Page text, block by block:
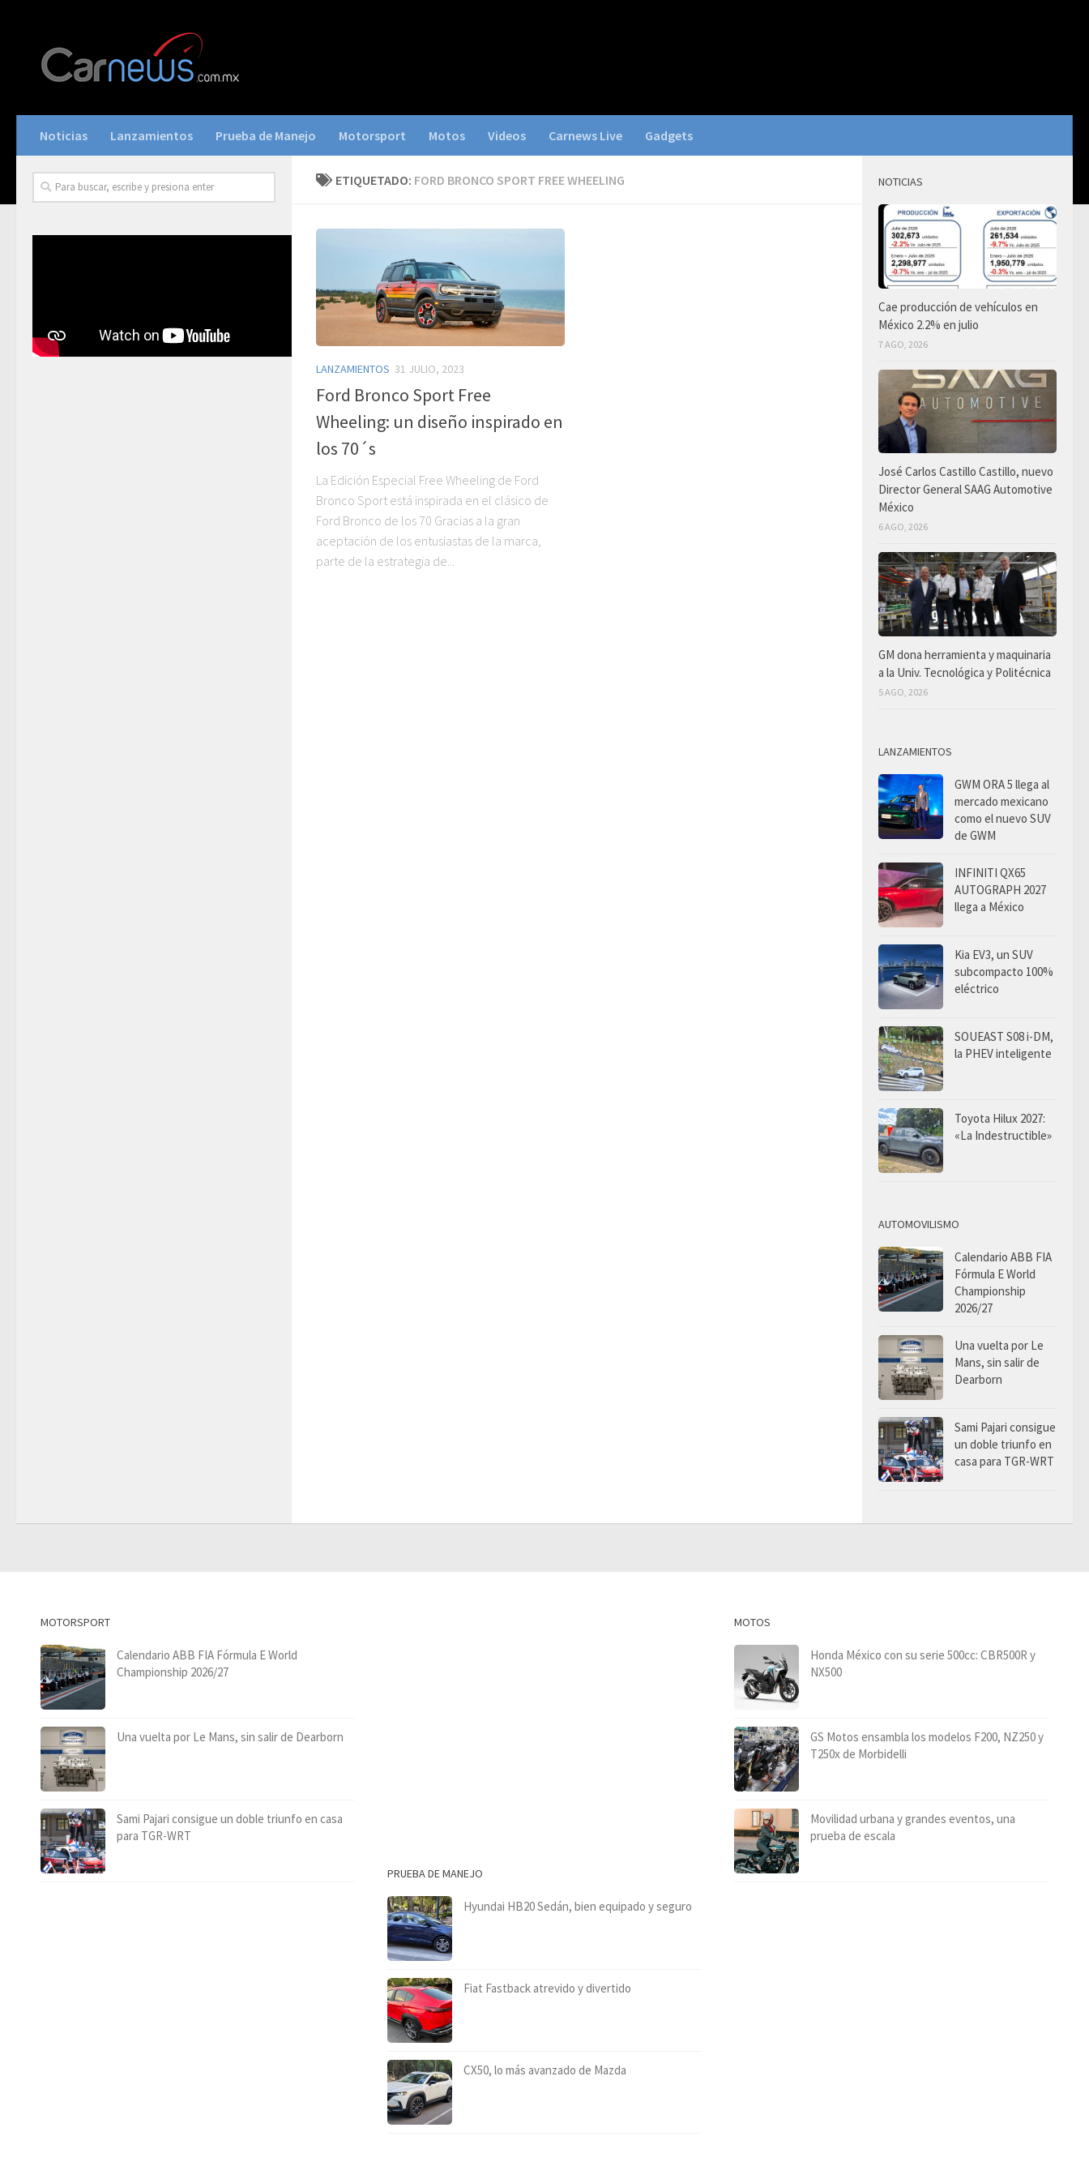
Noticias Lanzamientos Prueba de Manejo Motorsport Motos Videos Carnews Live Gadgets
ETIQUETADO: FORD BRONCO SPORT FREE WHEELING
LANZAMIENTOS 31 JULIO, 2023
Ford Bronco Sport Free
Wheeling: un diseño inspirado en
los 70´s
La Edición Especial Free Wheeling de Ford
Bronco Sport está inspirada en el clásico de
Ford Bronco de los 70 Gracias a la gran
aceptación de los entusiastas de la marca,
parte de la estrategia de...
NOTICIAS
Cae producción de vehículos en
México 2.2% en julio
7 AGO, 2026
José Carlos Castillo Castillo, nuevo
Director General SAAG Automotive
México
6 AGO, 2026
GM dona herramienta y maquinaria
a la Univ. Tecnológica y Politécnica
5 AGO, 2026
LANZAMIENTOS
GWM ORA 5 llega al
mercado mexicano
como el nuevo SUV
de GWM
INFINITI QX65
AUTOGRAPH 2027
llega a México
Kia EV3, un SUV
subcompacto 100%
eléctrico
SOUEAST S08 i-DM,
la PHEV inteligente
Toyota Hilux 2027:
«La Indestructible»
AUTOMOVILISMO
Calendario ABB FIA
Fórmula E World
Championship
2026/27
Una vuelta por Le
Mans, sin salir de
Dearborn
Sami Pajari consigue
un doble triunfo en
casa para TGR-WRT
MOTORSPORT
Calendario ABB FIA Fórmula E World
Championship 2026/27
Una vuelta por Le Mans, sin salir de Dearborn
Sami Pajari consigue un doble triunfo en casa
para TGR-WRT
PRUEBA DE MANEJO
Hyundai HB20 Sedán, bien equipado y seguro
Fiat Fastback atrevido y divertido
CX50, lo más avanzado de Mazda
MOTOS
Honda México con su serie 500cc: CBR500R y
NX500
GS Motos ensambla los modelos F200, NZ250 y
T250x de Morbidelli
Movilidad urbana y grandes eventos, una
prueba de escala